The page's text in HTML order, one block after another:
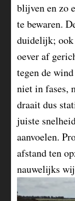
blijven en zo
te bewaren.
duidelijk; ook
oever af
tegen de
niet in fases,
draait dus
juiste
aanvoelen.
afstand ten
nauwelijks